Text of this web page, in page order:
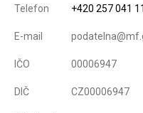
Telefon +420 257 041
E-mail
IČO 00006947
DIČ CZ00006947